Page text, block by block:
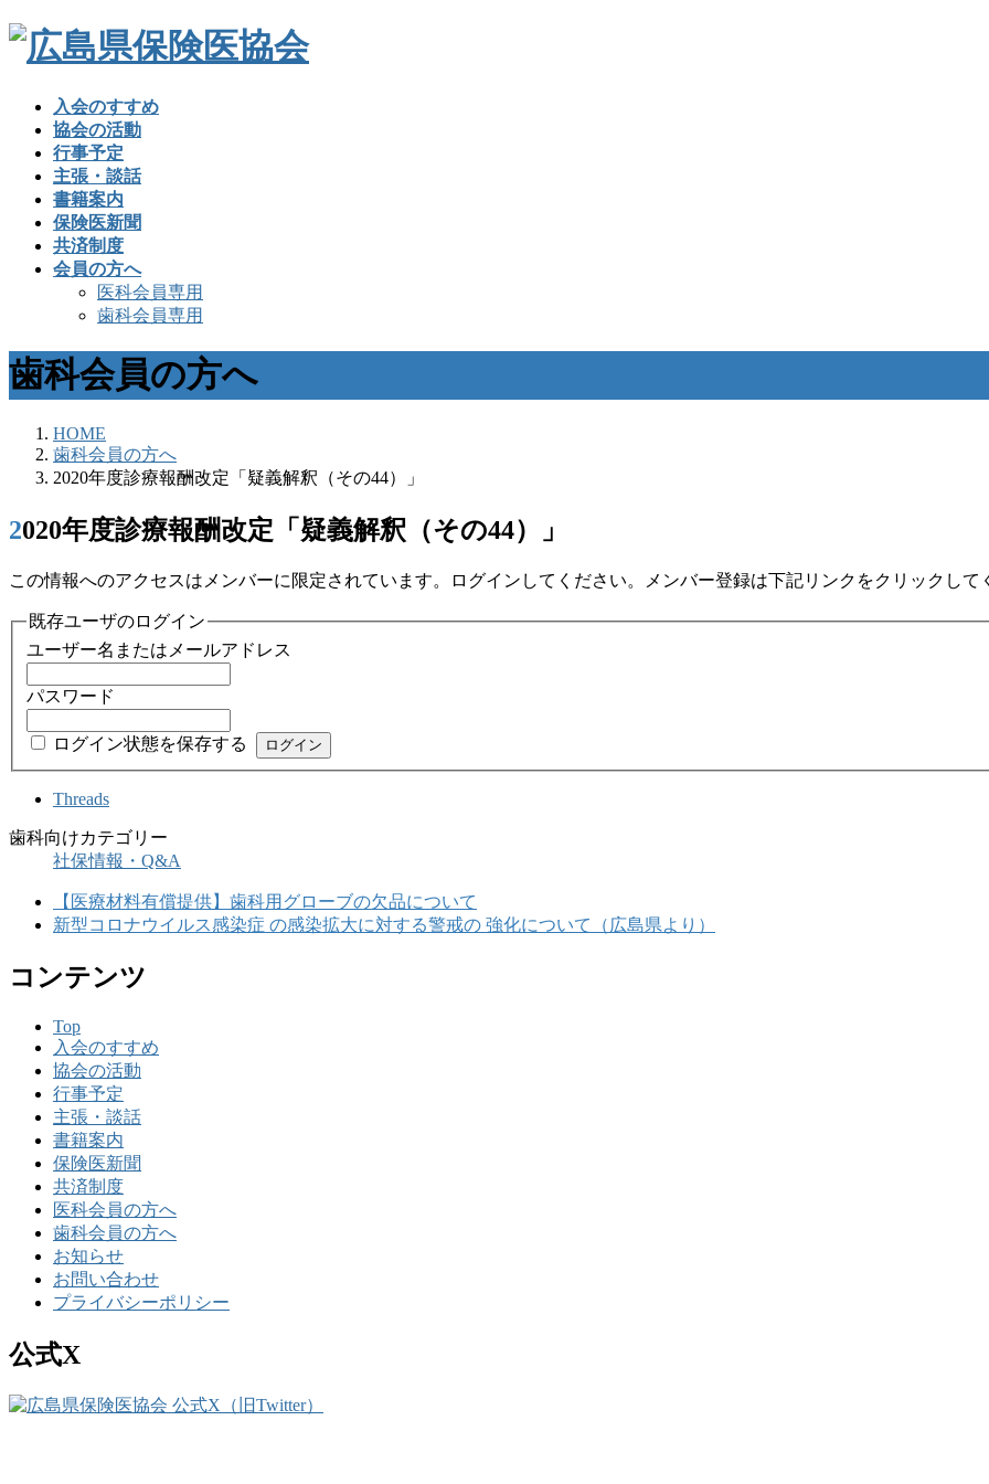
入会のすすめ
協会の活動
行事予定
主張・談話
書籍案内
保険医新聞
共済制度
会員の方へ
医科会員専用
歯科会員専用
歯科会員の方へ
HOME
歯科会員の方へ
2020年度診療報酬改定「疑義解釈（その44）」
2020年度診療報酬改定「疑義解釈（その44）」
この情報へのアクセスはメンバーに限定されています。ログインしてください。メンバー登録は下記リンクをクリックして
既存ユーザのログイン
ユーザー名またはメールアドレス
パスワード
ログイン状態を保存する
Threads
歯科向けカテゴリー
社保情報・Q&A
【医療材料有償提供】歯科用グローブの欠品について
新型コロナウイルス感染症 の感染拡大に対する警戒の 強化について（広島県より）
コンテンツ
Top
入会のすすめ
協会の活動
行事予定
主張・談話
書籍案内
保険医新聞
共済制度
医科会員の方へ
歯科会員の方へ
お知らせ
お問い合わせ
プライバシーポリシー
公式X